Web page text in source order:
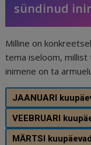
sündinud
Milline on
tema iseloom,
inimene on ta
JAANUARI
VEEBRUARI
MÄRTSI kuupäevad